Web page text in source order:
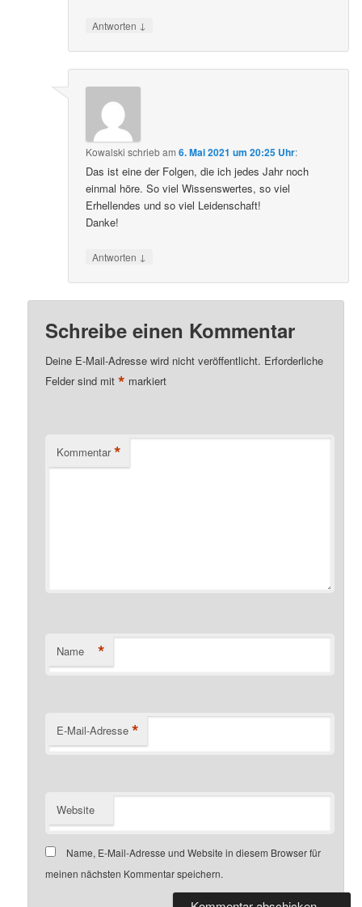
Antworten ↓
Kowalski schriebam6. Mai 2021 um 20:25 Uhr:
Das ist eine der Folgen, die ich jedes Jahr noch
einmal höre. So viel Wissenswertes, so viel
Erhellendes und so viel Leidenschaft!
Danke!
Antworten ↓
Schreibe einen Kommentar
Deine E-Mail-Adresse wird nicht veröffentlicht. Erforderliche
Felder sind mit* markiert
Kommentar *
Name *
E-Mail-Adresse *
Website
Name, E-Mail-Adresse und Website in diesem Browser für
meinen nächsten Kommentar speichern.